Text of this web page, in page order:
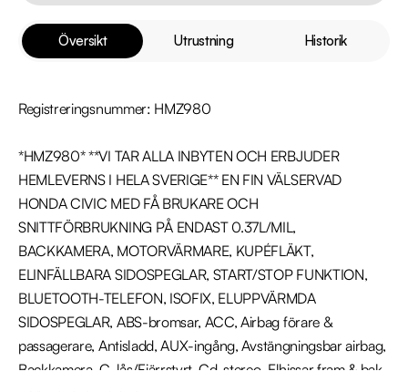
Översikt Utrustning Historik
Registreringsnummer: HMZ980
*HMZ980* **VI TAR ALLA INBYTEN OCH ERBJUDER
HEMLEVERNS I HELA SVERIGE** EN FIN VÄLSERVAD
HONDA CIVIC MED FÅ BRUKARE OCH
SNITTFÖRBRUKNING PÅ ENDAST 0.37L/MIL,
BACKKAMERA, MOTORVÄRMARE, KUPÉFLÄKT,
ELINFÄLLBARA SIDOSPEGLAR, START/STOP FUNKTION,
BLUETOOTH-TELEFON, ISOFIX, ELUPPVÄRMDA
SIDOSPEGLAR, ABS-bromsar, ACC, Airbag förare &
passagerare, Antisladd, AUX-ingång, Avstängningsbar airbag,
Backkamera, C-lås/Fjärrstyrt, Cd-stereo, Elhissar fram & bak,